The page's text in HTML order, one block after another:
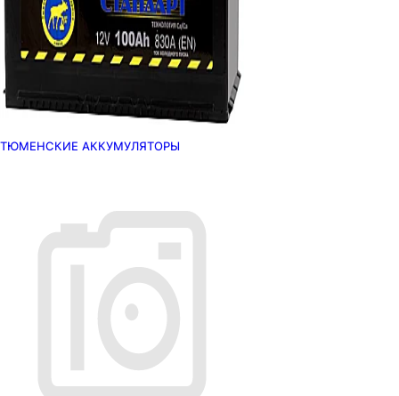
ТЮМЕНСКИЕ АККУМУЛЯТОРЫ